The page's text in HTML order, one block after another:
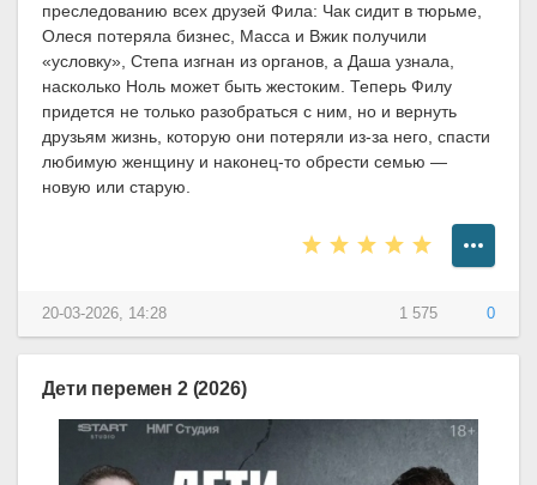
преследованию всех друзей Фила: Чак сидит в тюрьме,
Олеся потеряла бизнес, Масса и Вжик получили
«условку», Степа изгнан из органов, а Даша узнала,
насколько Ноль может быть жестоким. Теперь Филу
придется не только разобраться с ним, но и вернуть
друзьям жизнь, которую они потеряли из-за него, спасти
любимую женщину и наконец-то обрести семью —
новую или старую.
1 575 0
20-03-2026, 14:28
Дети перемен 2 (2026)